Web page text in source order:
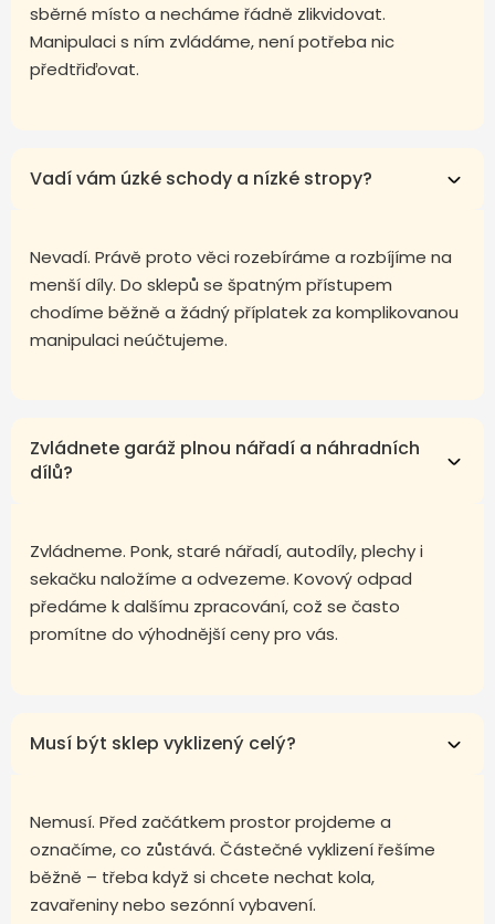
sběrné místo a necháme řádně zlikvidovat.
Manipulaci s ním zvládáme, není potřeba nic
předtřiďovat.
Vadí vám úzké schody a nízké stropy?
Nevadí. Právě proto věci rozebíráme a rozbíjíme na
menší díly. Do sklepů se špatným přístupem
chodíme běžně a žádný příplatek za komplikovanou
manipulaci neúčtujeme.
Zvládnete garáž plnou nářadí a náhradních
dílů?
Zvládneme. Ponk, staré nářadí, autodíly, plechy i
sekačku naložíme a odvezeme. Kovový odpad
předáme k dalšímu zpracování, což se často
promítne do výhodnější ceny pro vás.
Musí být sklep vyklizený celý?
Nemusí. Před začátkem prostor projdeme a
označíme, co zůstává. Částečné vyklizení řešíme
běžně – třeba když si chcete nechat kola,
zavařeniny nebo sezónní vybavení.